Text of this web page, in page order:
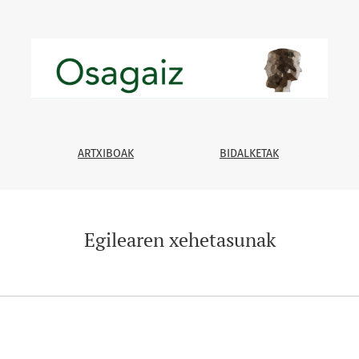
ARTXIBOAK BIDALKETAK
Egilearen xehetasunak